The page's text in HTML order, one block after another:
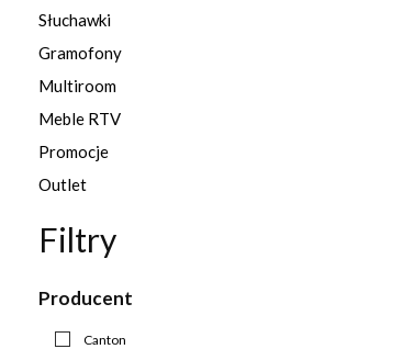
Słuchawki
Gramofony
Multiroom
Meble RTV
Promocje
Outlet
Filtry
Producent
Canton